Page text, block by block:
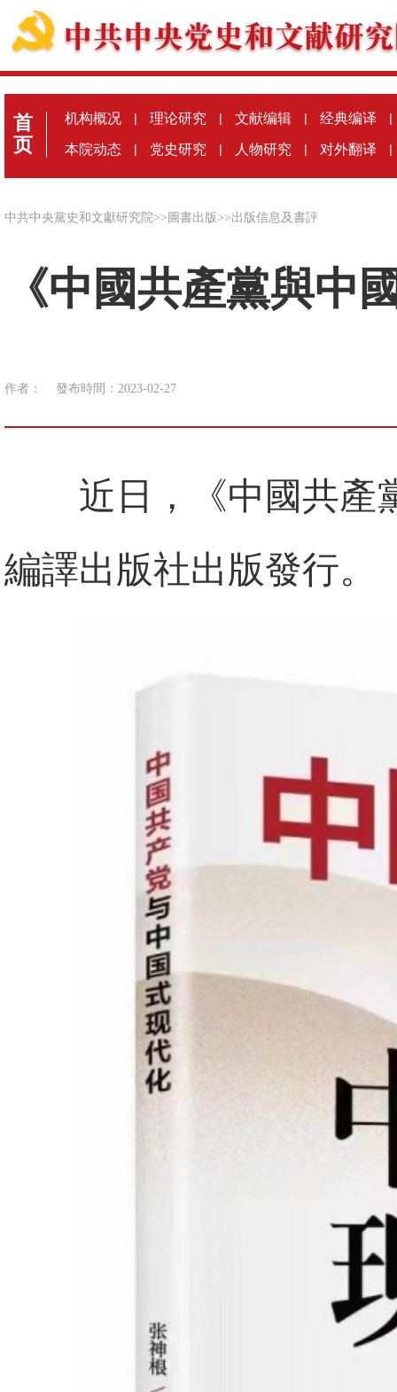
首
页
机构概况 | 理论研究 | 文献编辑 | 经典编译 |
本院动态 | 党史研究 | 人物研究 | 对外翻译 |
中共中央黨史和文獻研究院>> 圖書出版 >>出版信息及書評
《中國共產黨與中
作者： 發布時間：2023-02-27
近日，《中國共產
編譯出版社出版發行。